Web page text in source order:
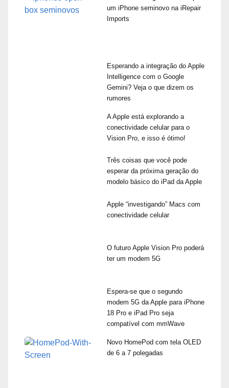
um iPhone seminovo na iRepair
Imports
Esperando a integração do Apple
Intelligence com o Google
Gemini? Veja o que dizem os
rumores
A Apple está explorando a
conectividade celular para o
Vision Pro, e isso é ótimo!
Três coisas que você pode
esperar da próxima geração do
modelo básico do iPad da Apple
Apple “investigando” Macs com
conectividade celular
O futuro Apple Vision Pro poderá
ter um modem 5G
Espera-se que o segundo
modem 5G da Apple para iPhone
18 Pro e iPad Pro seja
compatível com mmWave
Novo HomePod com tela OLED
de 6 a 7 polegadas